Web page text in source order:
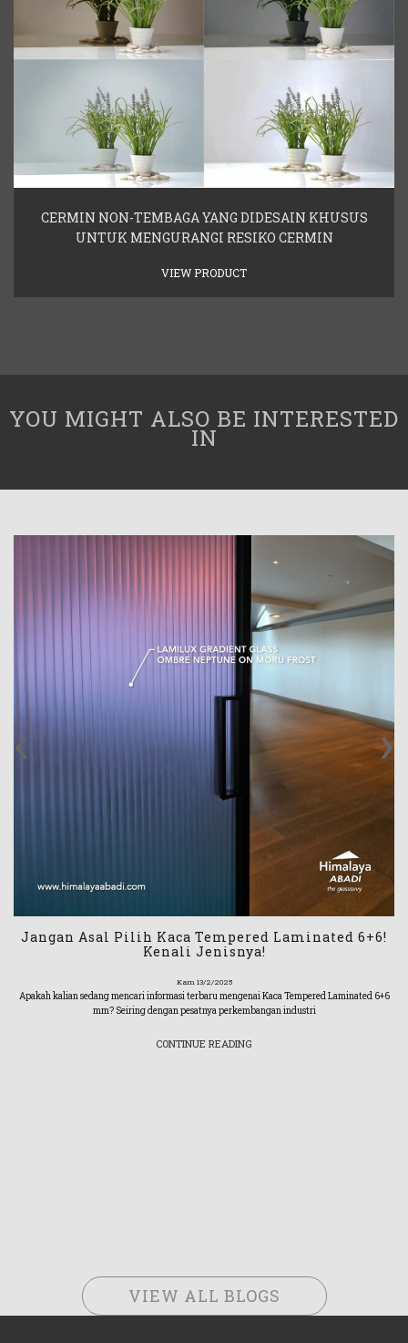
CERMIN NON-TEMBAGA YANG DIDESAIN KHUSUS
UNTUK MENGURANGI RESIKO CERMIN
VIEW PRODUCT
YOU MIGHT ALSO BE INTERESTED
IN
Jangan Asal Pilih Kaca Tempered Laminated 6+6!
Kenali Jenisnya!
Kam 13/2/2025
Apakah kalian sedang mencari informasi terbaru mengenai Kaca Tempered Laminated 6+6
mm? Seiring dengan pesatnya perkembangan industri
CONTINUE READING
‹ ›
VIEW ALL BLOGS